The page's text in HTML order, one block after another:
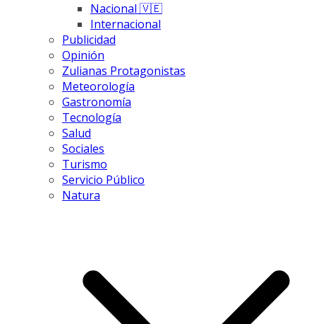
Nacional 🇻🇪
Internacional
Publicidad
Opinión
Zulianas Protagonistas
Meteorología
Gastronomía
Tecnología
Salud
Sociales
Turismo
Servicio Público
Natura